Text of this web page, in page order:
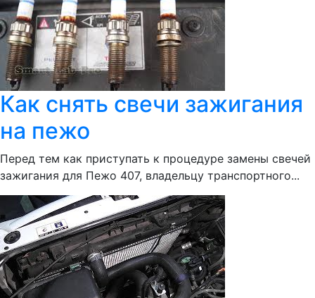
Как снять свечи зажигания
на пежо
Перед тем как приступать к процедуре замены свечей
зажигания для Пежо 407, владельцу транспортного...